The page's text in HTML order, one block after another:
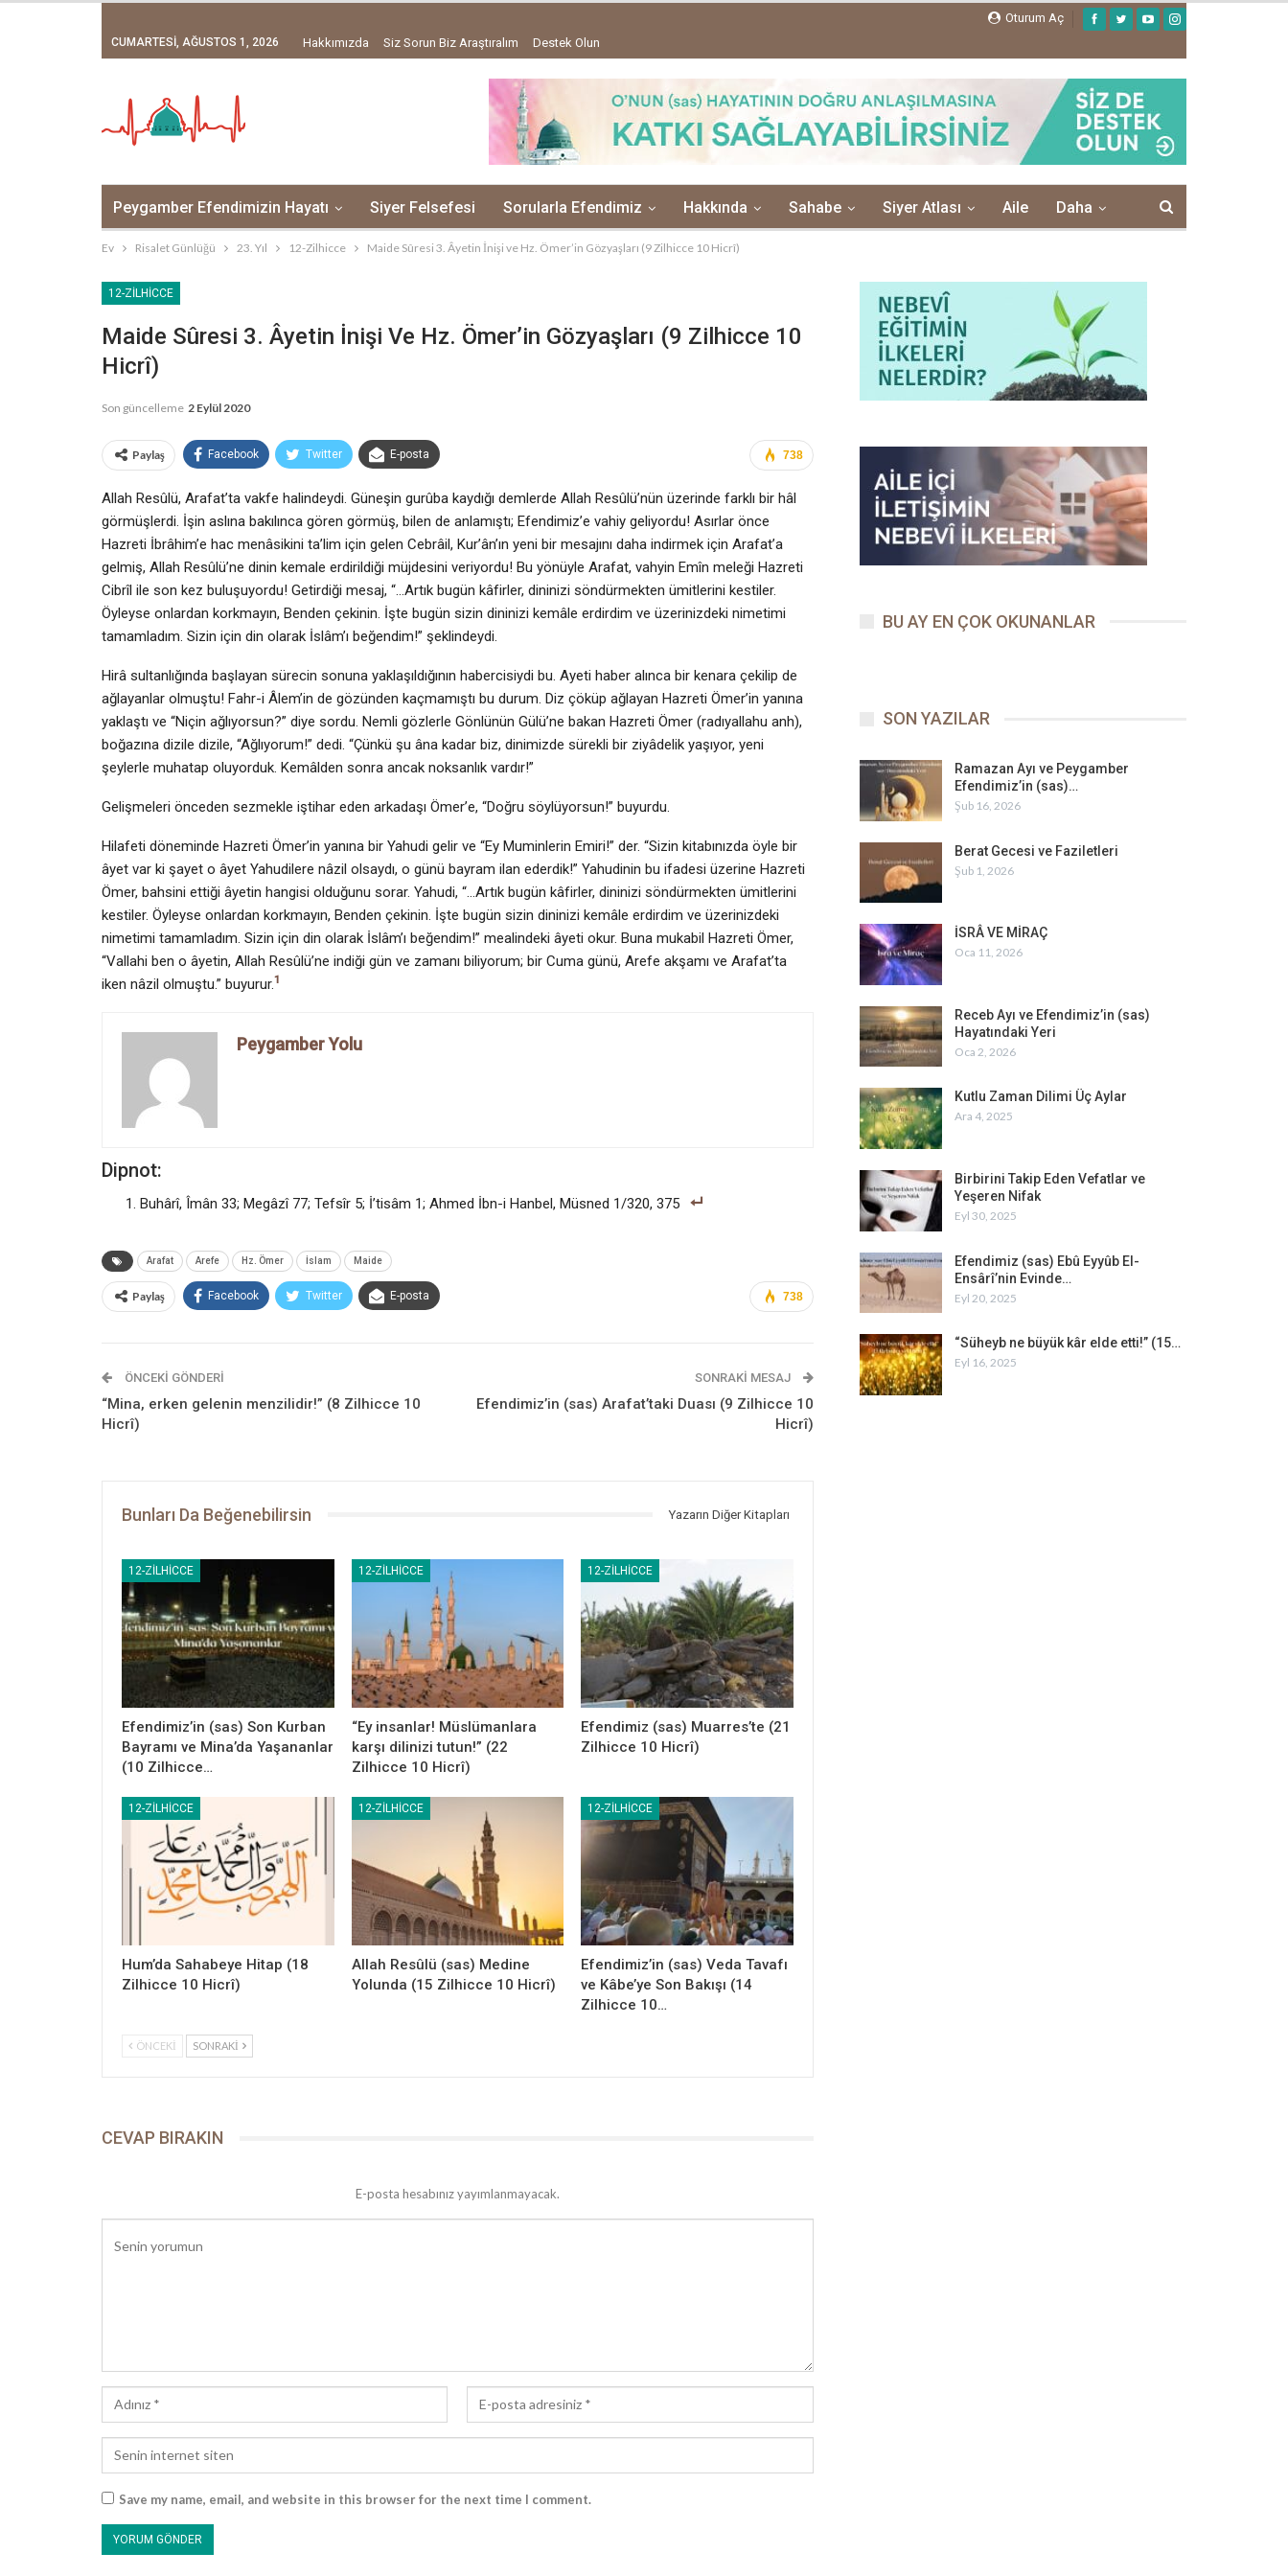
Oturum Aç
CUMARTESI, AĞUSTOS 1, 2026 Hakkımızda Siz Sorun Biz Araştıralım Destek Olun
Peygamber Efendimizin Hayatı Siyer Felsefesi Sorularla Efendimiz Hakkında Sahabe Siyer Atlası Aile Daha
Ev Risalet Günlüğü 23. Yıl 12-Zilhicce Maide Sûresi 3. Âyetin İnişi ve Hz. Ömer’in Gözyaşları (9 Zilhicce 10 Hicrî)
12-ZILHICCE
Maide Sûresi 3. Âyetin İnişi Ve Hz. Ömer’in Gözyaşları (9 Zilhicce 10
Hicrî)
Son güncelleme 2 Eylül 2020
738
Paylaş Facebook Twitter E-posta
Allah Resûlü, Arafat’ta vakfe halindeydi. Güneşin gurûba kaydığı demlerde Allah Resûlü’nün üzerinde farklı bir hâl
görmüşlerdi. İşin aslına bakılınca gören görmüş, bilen de anlamıştı; Efendimiz’e vahiy geliyordu! Asırlar önce
Hazreti İbrâhim’e hac menâsikini ta’lim için gelen Cebrâil, Kur’ân’ın yeni bir mesajını daha indirmek için Arafat’a
gelmiş, Allah Resûlü’ne dinin kemale erdirildiği müjdesini veriyordu! Bu yönüyle Arafat, vahyin Emîn meleği Hazreti
Cibrîl ile son kez buluşuyordu! Getirdiği mesaj, “…Artık bugün kâfirler, dininizi söndürmekten ümitlerini kestiler.
Öyleyse onlardan korkmayın, Benden çekinin. İşte bugün sizin dininizi kemâle erdirdim ve üzerinizdeki nimetimi
tamamladım. Sizin için din olarak İslâm’ı beğendim!” şeklindeydi.
Hirâ sultanlığında başlayan sürecin sonuna yaklaşıldığının habercisiydi bu. Ayeti haber alınca bir kenara çekilip de
ağlayanlar olmuştu! Fahr-i Âlem’in de gözünden kaçmamıştı bu durum. Diz çöküp ağlayan Hazreti Ömer’in yanına
yaklaştı ve “Niçin ağlıyorsun?” diye sordu. Nemli gözlerle Gönlünün Gülü’ne bakan Hazreti Ömer (radıyallahu anh),
boğazına dizile dizile, “Ağlıyorum!” dedi. “Çünkü şu âna kadar biz, dinimizde sürekli bir ziyâdelik yaşıyor, yeni
şeylerle muhatap oluyorduk. Kemâlden sonra ancak noksanlık vardır!”
Gelişmeleri önceden sezmekle iştihar eden arkadaşı Ömer’e, “Doğru söylüyorsun!” buyurdu.
Hilafeti döneminde Hazreti Ömer’in yanına bir Yahudi gelir ve “Ey Muminlerin Emiri!” der. “Sizin kitabınızda öyle bir
âyet var ki şayet o âyet Yahudilere nâzil olsaydı, o günü bayram ilan ederdik!” Yahudinin bu ifadesi üzerine Hazreti
Ömer, bahsini ettiği âyetin hangisi olduğunu sorar. Yahudi, “…Artık bugün kâfirler, dininizi söndürmekten ümitlerini
kestiler. Öyleyse onlardan korkmayın, Benden çekinin. İşte bugün sizin dininizi kemâle erdirdim ve üzerinizdeki
nimetimi tamamladım. Sizin için din olarak İslâm’ı beğendim!” mealindeki âyeti okur. Buna mukabil Hazreti Ömer,
“Vallahi ben o âyetin, Allah Resûlü’ne indiği gün ve zamanı biliyorum; bir Cuma günü, Arefe akşamı ve Arafat’ta
iken nâzil olmuştu.” buyurur.1
Peygamber Yolu
Dipnot:
Buhârî, Îmân 33; Megâzî 77; Tefsîr 5; İ’tisâm 1; Ahmed İbn-i Hanbel, Müsned 1/320, 375
Arafat Arefe Hz. Ömer İslam Maide
738
Paylaş Facebook Twitter E-posta
ÖNCEKI GÖNDERI
“Mina, erken gelenin menzilidir!” (8 Zilhicce 10
Hicrî)
SONRAKI MESAJ
Efendimiz’in (sas) Arafat’taki Duası (9 Zilhicce 10
Hicrî)
Bunları Da Beğenebilirsin Yazarın Diğer Kitapları
12-ZILHICCE
Efendimiz’in (sas) Son Kurban
Bayramı ve Mina’da Yaşananlar
(10 Zilhicce…
12-ZILHICCE
“Ey insanlar! Müslümanlara
karşı dilinizi tutun!” (22
Zilhicce 10 Hicrî)
12-ZILHICCE
Efendimiz (sas) Muarres’te (21
Zilhicce 10 Hicrî)
12-ZILHICCE
Hum’da Sahabeye Hitap (18
Zilhicce 10 Hicrî)
12-ZILHICCE
Allah Resûlü (sas) Medine
Yolunda (15 Zilhicce 10 Hicrî)
12-ZILHICCE
Efendimiz’in (sas) Veda Tavafı
ve Kâbe’ye Son Bakışı (14
Zilhicce 10…
ÖNCEKI SONRAKI
CEVAP BIRAKIN
E-posta hesabınız yayımlanmayacak.
Save my name, email, and website in this browser for the next time I comment.
BU AY EN ÇOK OKUNANLAR
SON YAZILAR
Ramazan Ayı ve Peygamber
Efendimiz’in (sas)…
Şub 16, 2026
Berat Gecesi ve Faziletleri
Şub 1, 2026
İSRÂ VE MİRAÇ
Oca 11, 2026
Receb Ayı ve Efendimiz’in (sas)
Hayatındaki Yeri
Oca 2, 2026
Kutlu Zaman Dilimi Üç Aylar
Ara 4, 2025
Birbirini Takip Eden Vefatlar ve
Yeşeren Nifak
Eyl 30, 2025
Efendimiz (sas) Ebû Eyyûb El-
Ensârî’nin Evinde…
Eyl 20, 2025
“Süheyb ne büyük kâr elde etti!” (15…
Eyl 16, 2025